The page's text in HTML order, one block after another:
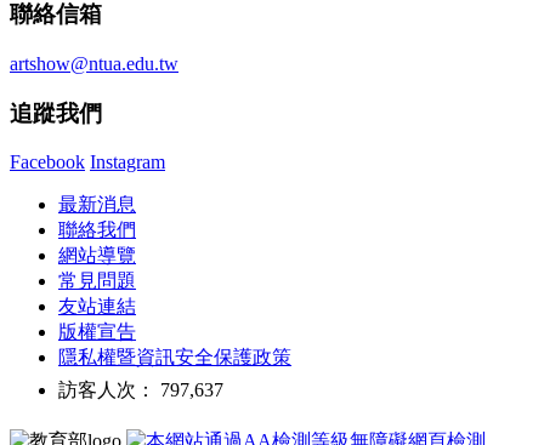
聯絡信箱
artshow@ntua.edu.tw
追蹤我們
Facebook Instagram
最新消息
聯絡我們
網站導覽
常見問題
友站連結
版權宣告
隱私權暨資訊安全保護政策
訪客人次： 797,637